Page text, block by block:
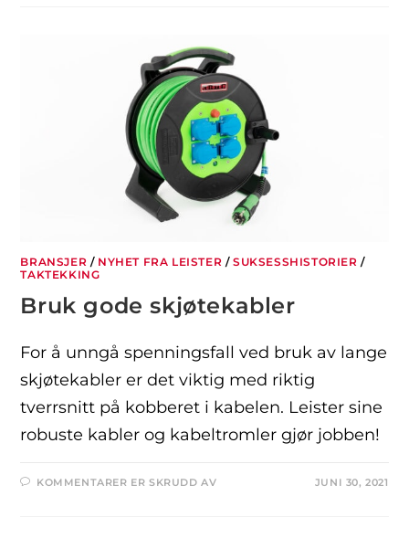
BRANSJER / NYHET FRA LEISTER /SUKSESSHISTORIER /
TAKTEKKING
Bruk gode skjøtekabler
For å unngå spenningsfall ved bruk av lange
skjøtekabler er det viktig med riktig
tverrsnitt på kobberet i kabelen. Leister sine
robuste kabler og kabeltromler gjør jobben!
KOMMENTARER ER SKRUDD AV JUNI 30, 2021